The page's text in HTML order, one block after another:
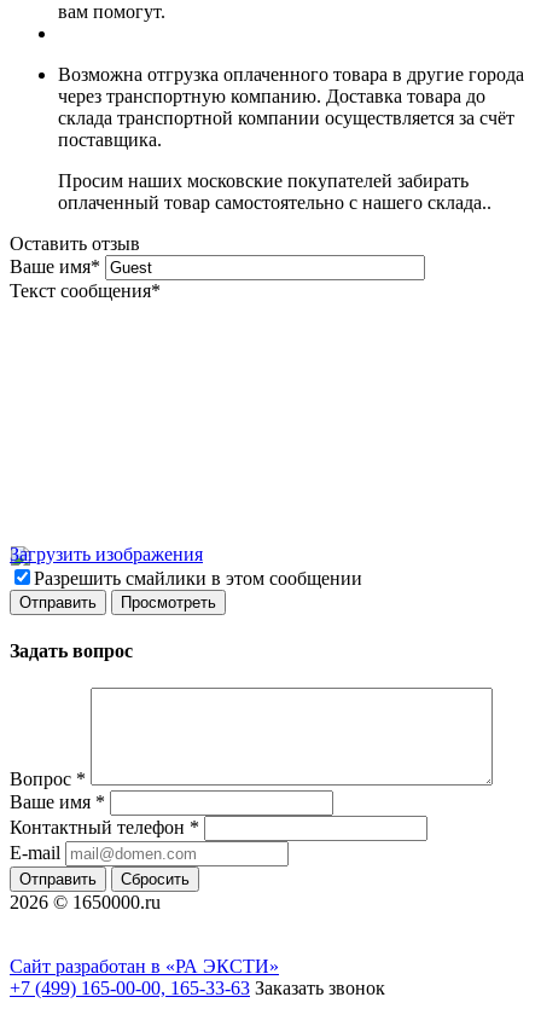
вам помогут.
Возможна отгрузка оплаченного товара в другие города
через транспортную компанию. Доставка товара до
склада транспортной компании осуществляется за счёт
поставщика.
Просим наших московские покупателей забирать
оплаченный товар самостоятельно с нашего склада..
Оставить отзыв
Ваше имя*
Текст сообщения*
Загрузить изображения
Разрешить смайлики в этом сообщении
Задать вопрос
Вопрос *
Ваше имя *
Контактный телефон *
E-mail
Отправить Сбросить
2026 © 1650000.ru
Сайт разработан в «РА ЭКСТИ»
+7 (499) 165-00-00, 165-33-63 Заказать звонок